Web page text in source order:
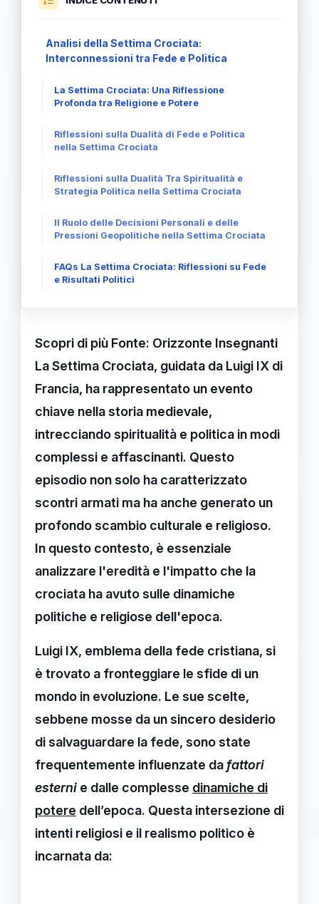
Analisi della Settima Crociata:
Interconnessioni tra Fede e Politica
La Settima Crociata: Una Riflessione
Profonda tra Religione e Potere
Riflessioni sulla Dualità di Fede e Politica
nella Settima Crociata
Riflessioni sulla Dualità Tra Spiritualità e
Strategia Politica nella Settima Crociata
Il Ruolo delle Decisioni Personali e delle
Pressioni Geopolitiche nella Settima Crociata
FAQs La Settima Crociata: Riflessioni su Fede
e Risultati Politici
Scopri di più Fonte: Orizzonte Insegnanti
LaSettima Crociata, guidata da Luigi IX di
Francia, ha rappresentato un evento
chiave nella storia medievale,
intrecciandospiritualità e politica in modi
complessi e affascinanti. Questo
episodio non solo ha caratterizzato
scontri armati ma ha anche generato un
profondo scambio culturale e religioso.
In questo contesto, è essenziale
analizzare l'eredità e l'impatto che la
crociata ha avuto sulle dinamiche
politiche e religiose dell'epoca.
Luigi IX, emblema della fede cristiana, si
è trovato a fronteggiare le sfide di un
mondo in evoluzione. Le sue scelte,
sebbene mosse da un sincero desiderio
di salvaguardare la fede, sono state
frequentemente influenzate dafattori
esterni e dalle complesse dinamiche di
potere dell’epoca. Questa intersezione di
intenti religiosi e il realismo politico è
incarnata da: